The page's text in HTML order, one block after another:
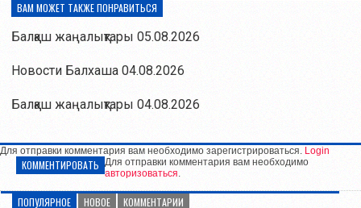
ВАМ МОЖЕТ ТАКЖЕ ПОНРАВИТЬСЯ
Балқаш жаңалықтары 05.08.2026
Новости Балхаша 04.08.2026
Балқаш жаңалықтары 04.08.2026
Для отправки комментария вам необходимо зарегистрироваться. Login
КОММЕНТИРОВАТЬ Для отправки комментария вам необходимо
авторизоваться.
ПОПУЛЯРНОЕ НОВОЕ КОММЕНТАРИИ